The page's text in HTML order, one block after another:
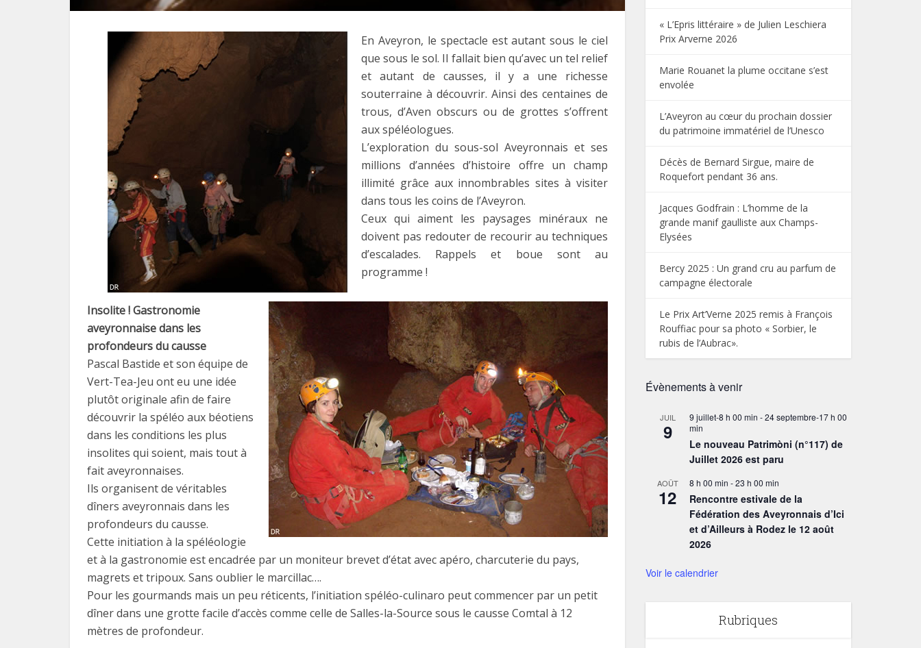
En Aveyron, le spectacle est autant sous le ciel
que sous le sol. Il fallait bien qu’avec un tel relief
et autant de causses, il y a une richesse
souterraine à découvrir. Ainsi des centaines de
trous, d’Aven obscurs ou de grottes s’offrent
aux spéléologues.
L’exploration du sous-sol Aveyronnais et ses
millions d’années d’histoire offre un champ
illimité grâce aux innombrables sites à visiter
dans tous les coins de l’Aveyron.
Ceux qui aiment les paysages minéraux ne
doivent pas redouter de recourir au techniques
d’escalades. Rappels et boue sont au
programme !
Insolite ! Gastronomie
aveyronnaise dans les
profondeurs du causse
Pascal Bastide et son équipe de
Vert-Tea-Jeu ont eu une idée
plutôt originale afin de faire
découvrir la spéléo aux béotiens
dans les conditions les plus
insolites qui soient, mais tout à
fait aveyronnaises.
Ils organisent de véritables
dîners aveyronnais dans les
profondeurs du causse.
Cette initiation à la spéléologie
et à la gastronomie est encadrée par un moniteur brevet d’état avec apéro, charcuterie du pays,
magrets et tripoux. Sans oublier le marcillac….
Pour les gourmands mais un peu réticents, l’initiation spéléo-culinaro peut commencer par un petit
dîner dans une grotte facile d’accès comme celle de Salles-la-Source sous le causse Comtal à 12
mètres de profondeur.
« L’Epris littéraire » de Julien Leschiera
Prix Arverne 2026
Marie Rouanet la plume occitane s’est
envolée
L’Aveyron au cœur du prochain dossier
du patrimoine immatériel de l’Unesco
Décès de Bernard Sirgue, maire de
Roquefort pendant 36 ans.
Jacques Godfrain : L’homme de la
grande manif gaulliste aux Champs-
Elysées
Bercy 2025 : Un grand cru au parfum de
campagne électorale
Le Prix Art’Verne 2025 remis à François
Rouffiac pour sa photo « Sorbier, le
rubis de l’Aubrac».
Évènements à venir
JUIL
9
9 juillet-8 h 00 min -24 septembre-17 h 00
min
Le nouveau Patrimòni (n°117) de
Juillet 2026 est paru
AOÛT
12
8 h 00 min -23 h 00 min
Rencontre estivale de la
Fédération des Aveyronnais d’Ici
et d’Ailleurs à Rodez le 12 août
2026
Voir le calendrier
Rubriques